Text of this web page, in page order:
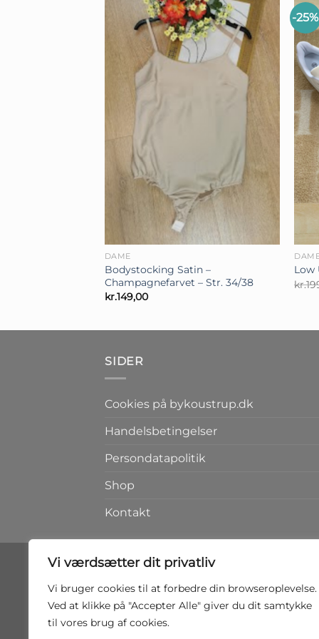
Vi værdsætter dit privatliv
Vi bruger cookies til at forbedre din browseroplevelse.
Ved at klikke på "Accepter Alle" giver du dit samtykke
til vores brug af cookies.
DAME
Bodystocking Satin –
Champagnefarvet – Str. 34/38
kr.149,00
-25%
Low
kr.
SIDER
Cookies på bykoustrup.dk
Handelsbetingelser
Persondatapolitik
Shop
Kontakt